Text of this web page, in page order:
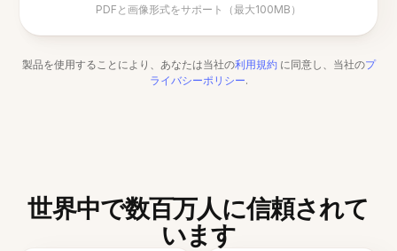
PDFと画像形式をサポート（最大100MB）
製品を使用することにより、あなたは当社の利用規約 に同意し、当社のプ
ライバシーポリシー.
世界中で数百万人に信頼されて
います